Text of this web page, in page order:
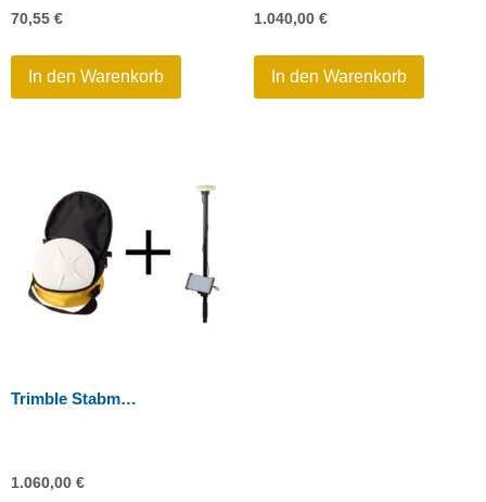
70,55 €
In den Warenkorb
1.040,00 €
In den Warenkorb
Trimble Stabmontage-Bundle für große Tablets
1.060,00 €